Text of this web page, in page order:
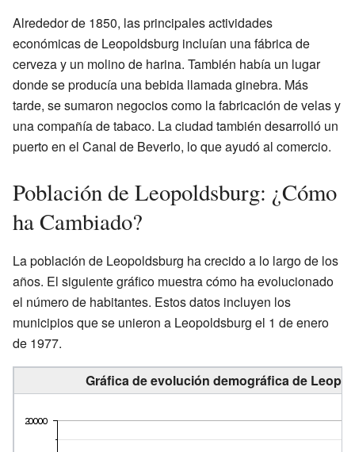
Alrededor de 1850, las principales actividades
económicas de Leopoldsburg incluían una fábrica de
cerveza y un molino de harina. También había un lugar
donde se producía una bebida llamada ginebra. Más
tarde, se sumaron negocios como la fabricación de velas y
una compañía de tabaco. La ciudad también desarrolló un
puerto en el Canal de Beverlo, lo que ayudó al comercio.
Población de Leopoldsburg: ¿Cómo
ha Cambiado?
La población de Leopoldsburg ha crecido a lo largo de los
años. El siguiente gráfico muestra cómo ha evolucionado
el número de habitantes. Estos datos incluyen los
municipios que se unieron a Leopoldsburg el 1 de enero
de 1977.
Gráfica de evolución demográfica de